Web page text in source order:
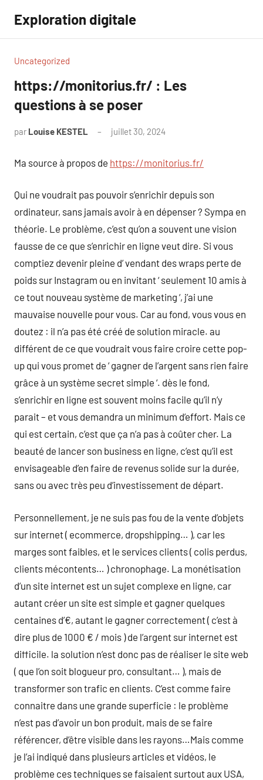
contenu
Exploration digitale
Uncategorized
https://monitorius.fr/ : Les
questions à se poser
par Louise KESTEL juillet 30, 2024
Ma source à propos de https://monitorius.fr/
Qui ne voudrait pas pouvoir s’enrichir depuis son
ordinateur, sans jamais avoir à en dépenser ? Sympa en
théorie. Le problème, c’est qu’on a souvent une vision
fausse de ce que s’enrichir en ligne veut dire. Si vous
comptiez devenir pleine d’ vendant des wraps perte de
poids sur Instagram ou en invitant ‘ seulement 10 amis à
ce tout nouveau système de marketing ‘, j’ai une
mauvaise nouvelle pour vous. Car au fond, vous vous en
doutez : il n’a pas été créé de solution miracle. au
différent de ce que voudrait vous faire croire cette pop-
up qui vous promet de ‘ gagner de l’argent sans rien faire
grâce à un système secret simple ‘. dès le fond,
s’enrichir en ligne est souvent moins facile qu’il n’y
parait – et vous demandra un minimum d’effort. Mais ce
qui est certain, c’est que ça n’a pas à coûter cher. La
beauté de lancer son business en ligne, c’est qu’il est
envisageable d’en faire de revenus solide sur la durée,
sans ou avec très peu d’investissement de départ.
Personnellement, je ne suis pas fou de la vente d’objets
sur internet ( ecommerce, dropshipping… ), car les
marges sont faibles, et le services clients ( colis perdus,
clients mécontents… ) chronophage. La monétisation
d’un site internet est un sujet complexe en ligne, car
autant créer un site est simple et gagner quelques
centaines d’€, autant le gagner correctement ( c’est à
dire plus de 1000 € / mois ) de l’argent sur internet est
difficile. la solution n’est donc pas de réaliser le site web
( que l’on soit blogueur pro, consultant… ), mais de
transformer son trafic en clients. C’est comme faire
connaitre dans une grande superficie : le problème
n’est pas d’avoir un bon produit, mais de se faire
référencer, d’être visible dans les rayons…Mais comme
je l’ai indiqué dans plusieurs articles et vidéos, le
problème ces techniques se faisaient surtout aux USA,